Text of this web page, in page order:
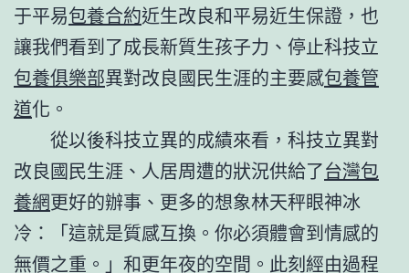
于平易包養合約近生改良和平易近生保證，也
讓我們看到了成長新質生孩子力、停止科技立
包養俱樂部異對改良國民生涯的主要感包養管
道化。
從以後科技立異的成績來看，科技立異對
改良國民生涯、人居周遭的狀況供給了台灣包
養網更好的辦事、更多的想象林天秤眼神冰
冷：「這就是質感互換。你必須體會到情感的
無價之重。」和更年夜的空間。此刻經由過程